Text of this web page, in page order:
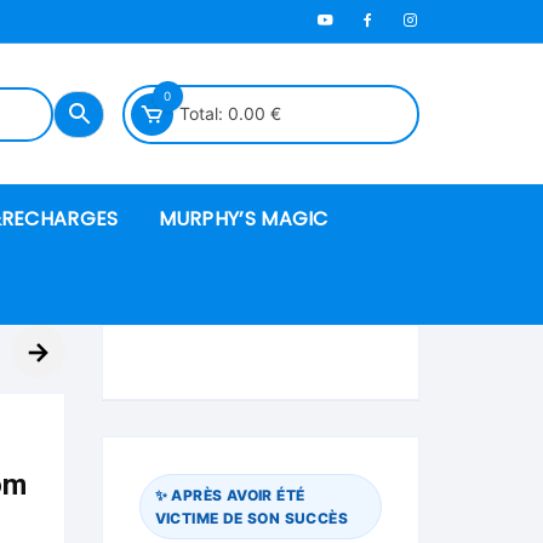
0
Total: 0.00 €
MURPHY’S MAGIC
→
✨ APRÈS AVOIR ÉTÉ
VICTIME DE SON SUCCÈS